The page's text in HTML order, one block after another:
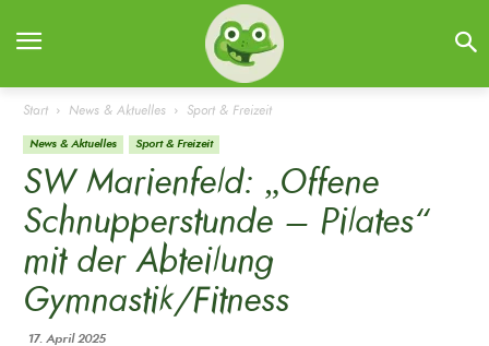
Start News & Aktuelles Sport & Freizeit
News & Aktuelles Sport & Freizeit
SW Marienfeld: „Offene
Schnupperstunde – Pilates“
mit der Abteilung
Gymnastik/Fitness
17. April 2025